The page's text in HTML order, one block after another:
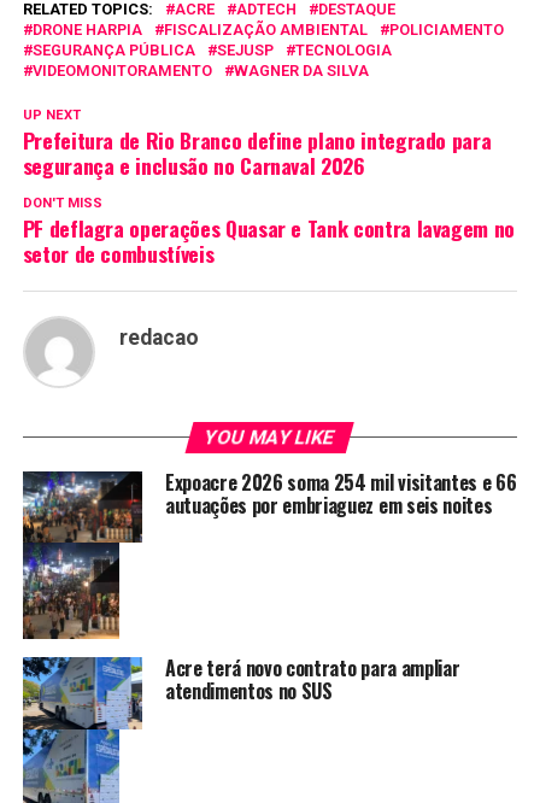
RELATED TOPICS: ACRE ADTECH
DESTAQUE
DRONE HARPIA
FISCALIZAÇÃO AMBIENTAL
POLICIAMENTO
SEGURANÇA PÚBLICA
SEJUSP
TECNOLOGIA
VIDEOMONITORAMENTO
WAGNER DA SILVA
UP NEXT
Prefeitura de Rio Branco define plano integrado para
segurança e inclusão no Carnaval 2026
DON'T MISS
PF deflagra operações Quasar e Tank contra lavagem no
setor de combustíveis
redacao
YOU MAY LIKE
Expoacre 2026 soma 254 mil visitantes e 66
autuações por embriaguez em seis noites
Acre terá novo contrato para ampliar
atendimentos no SUS